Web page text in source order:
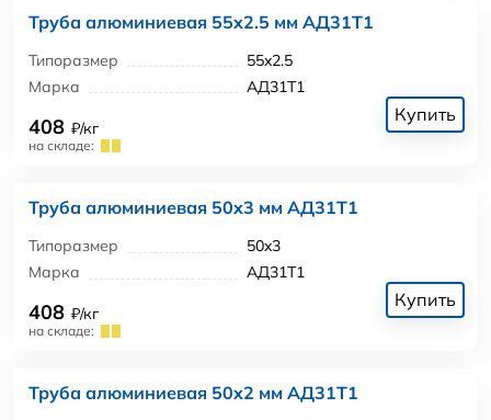
Труба алюминиевая 55x2.5 мм АД31Т1
Типоразмер
55x2.5
Марка
АД31Т1
408 ₽/кг
на складе:
Купить
Труба алюминиевая 50x3 мм АД31Т1
Типоразмер
50x3
Марка
АД31Т1
408 ₽/кг
на складе:
Купить
Труба алюминиевая 50x2 мм АД31Т1